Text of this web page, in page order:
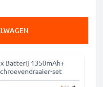
Batterij 1350mAh+
set